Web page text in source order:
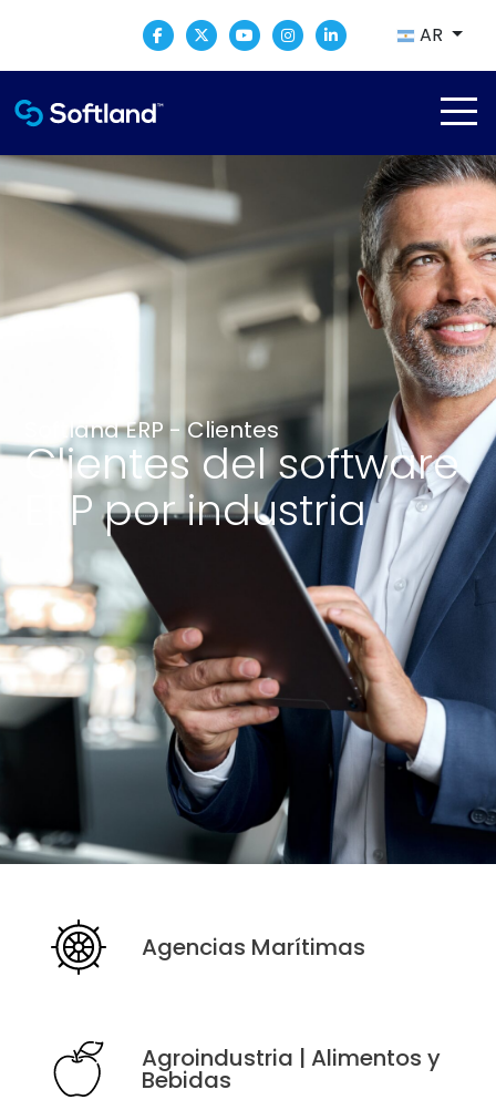
AR
Softland ERP - Clientes
Clientes del software
ERP por industria
Agencias Marítimas
Agroindustria | Alimentos y
Bebidas